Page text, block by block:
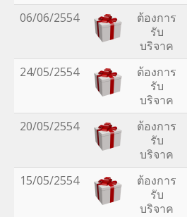
06/06/2554
ต้องการ
รับ
บริจาค
24/05/2554
ต้องการ
รับ
บริจาค
20/05/2554
ต้องการ
รับ
บริจาค
15/05/2554
ต้องการ
รับ
บริจาค